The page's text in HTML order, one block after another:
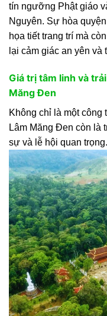
tín ngưỡng Phật giáo
Nguyên. Sự hòa
họa tiết trang trí mà
lại cảm giác an yên và
Giá trị tâm linh và
Măng Đen
Không chỉ là một công
Lâm Măng Đen còn là
sự và lễ hội quan trọng.